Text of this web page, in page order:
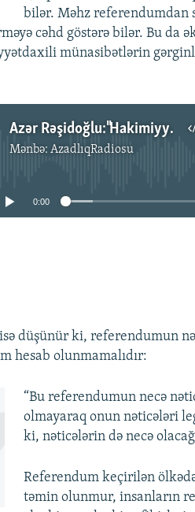
bilər. Məhz referendumdan
cəhd göstərə bilər. Bu da
münasibətlərin
Azər Rəşidoğlu:"Hakimiyyətdaxili, klanlararası mübarizə..."
Mənbə:AzadlıqRadiosu
source currently available
0:00
düşünür ki, referendumun
hesab olunmamalıdır:
“Bu referendumun necə
olmayaraq onun nəticələri
ki, nəticələrin də necə
Referendum keçirilən
təmin olunmur, insanların